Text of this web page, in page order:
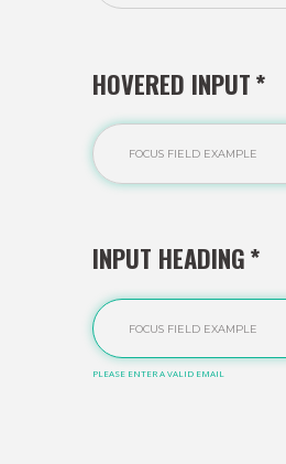
HOVERED INPUT
INPUT HEADING
PLEASE ENTER A VALID EMAIL